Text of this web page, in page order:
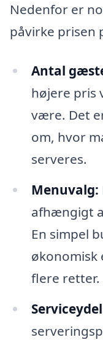
Nedenfor er
påvirke prisen
Antal
højere pris
være. Det
om, hvor
serveres.
Menuvalg:
afhængigt
En simpel
økonomisk
flere retter.